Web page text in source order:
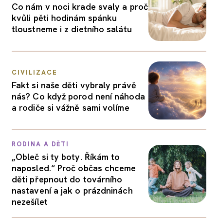
Co nám v noci krade svaly a proč
kvůli pěti hodinám spánku
tloustneme i z dietního salátu
CIVILIZACE
Fakt si naše děti vybraly právě
nás? Co když porod není náhoda
a rodiče si vážně sami volíme
RODINA A DĚTI
„Obleč si ty boty. Říkám to
naposled.“ Proč občas chceme
děti přepnout do továrního
nastavení a jak o prázdninách
nezešílet